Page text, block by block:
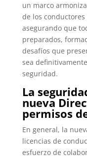
un marco
de los
asegurando que
preparados,
desafíos que
sea
seguridad.
La
nueva
permisos
En general, la
licencias de
esfuerzo de